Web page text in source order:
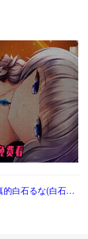
上一篇： IP社那位当了两年偶像、拍过数位写真的白石るな(白石流菜)真实身分是？